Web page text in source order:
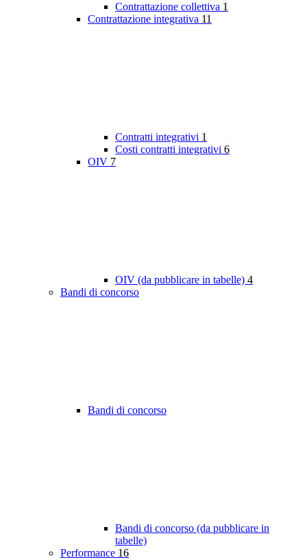
Contrattazione collettiva 1
Contrattazione integrativa 11
Contratti integrativi 1
Costi contratti integrativi 6
OIV 7
OIV (da pubblicare in tabelle) 4
Bandi di concorso
Bandi di concorso
Bandi di concorso (da pubblicare in
tabelle)
Performance 16